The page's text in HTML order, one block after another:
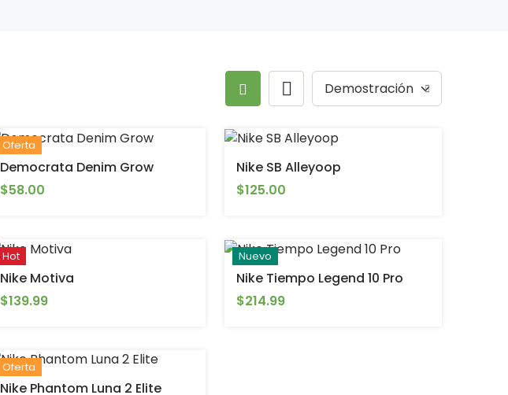
Oferta
Democrata Denim Grow
$58.00
Nike SB Alleyoop
$125.00
Hot
Nike Motiva
$139.99
Nuevo
Nike Tiempo Legend 10 Pro
$214.99
Oferta
Nike Phantom Luna 2 Elite